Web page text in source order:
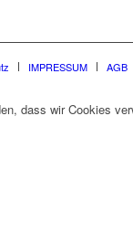
IMPRESSUM AGB
dass wir Cookies